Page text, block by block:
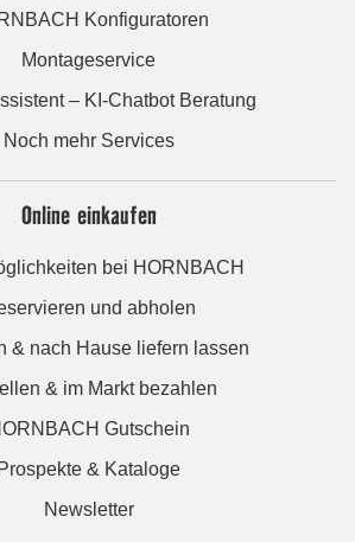
Konfiguratoren
Montageservice
– KI-Chatbot Beratung
Noch mehr Services
Online einkaufen
bei HORNBACH
und abholen
& nach Hause liefern lassen
& im Markt bezahlen
Gutschein
Prospekte & Kataloge
Newsletter